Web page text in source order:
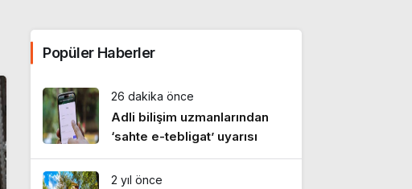
Popüler Haberler
26 dakika önce
Adli bilişim uzmanlarından
‘sahte e-tebligat’ uyarısı
2 yıl önce